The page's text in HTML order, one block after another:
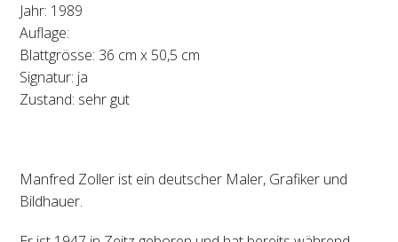
Jahr: 1989
Auflage:
Blattgrösse: 36 cm x 50,5 cm
Signatur: ja
Zustand: sehr gut
Manfred Zoller ist ein deutscher Maler, Grafiker und
Bildhauer.